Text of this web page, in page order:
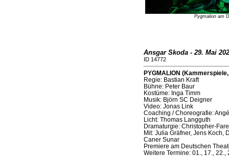
Pygmalion am
Ansgar Skoda - 29. Mai
ID 14772
PYGMALION
Regie: Bastian Kraft
Bühne: Peter Baur
Kostüme: Inga Timm
Musik: Björn SC Deigner
Video: Jonas Link
Coaching / Choreografie:
Licht: Thomas Langguth
Dramaturgie: Christopher-
Mit: Julia Gräfner, Jens Koch,
Caner Sunar
Premiere am Deutschen
Weitere Termine: 01., 17., 22.,